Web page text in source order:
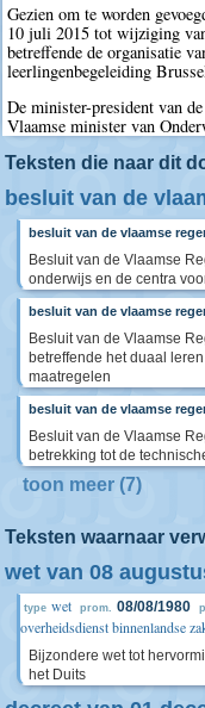
Gezien om te worden
10 juli 2015 tot wijziging
betreffende de organisatie
leerlingenbegeleiding
De minister-president van
Vlaamse minister van
Teksten die naar dit
besluit van de
besluit van de vlaamse
Besluit van de Vlaamse
onderwijs en de centra
besluit van de vlaamse
Besluit van de Vlaamse
betreffende het duaal
maatregelen
besluit van de vlaamse
Besluit van de Vlaamse
betrekking tot de
toon meer (7)
Teksten waarnaar
wet van 08
type wet prom. 08/08/1980
overheidsdienst binnenlandse
Bijzondere wet tot
het Duits